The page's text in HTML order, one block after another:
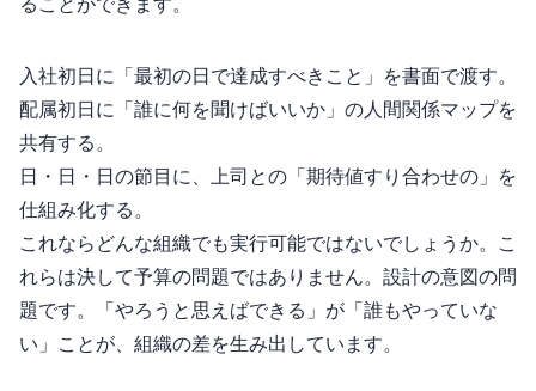
ることができます。
入社初日に「最初の90日で達成すべきこと」を書面で渡す。
配属初日に「誰に何を聞けばいいか」の人間関係マップを
共有する。
30日・60日・90日の節目に、上司との「期待値すり合わせの1on1」を
仕組み化する。
これならどんな組織でも実行可能ではないでしょうか。こ
れらは決して”予算”の問題ではありません。設計の意図の問
題です。「やろうと思えばできる」が「誰もやっていな
い」ことが、組織の差を生み出しています。